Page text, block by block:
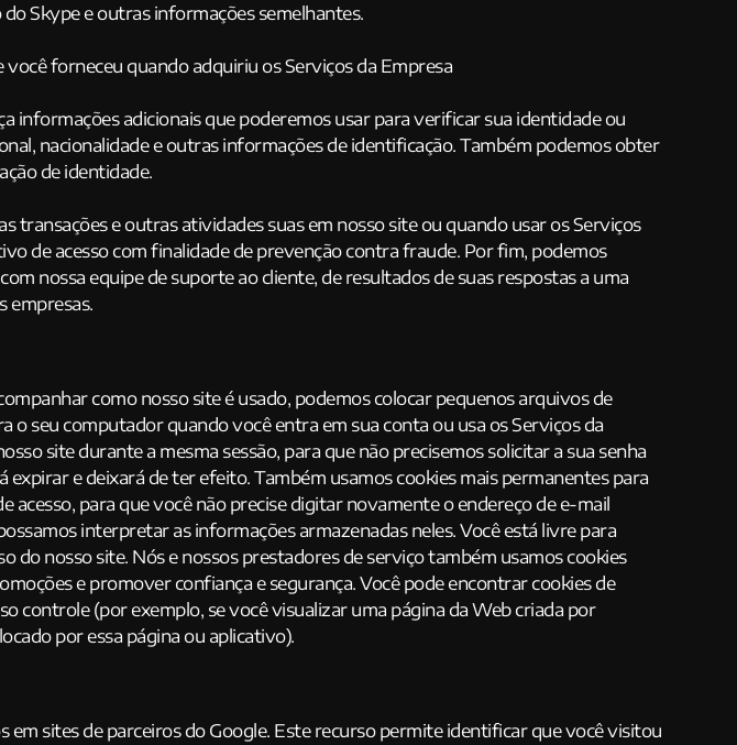
Skype e outras informações semelhantes.
forneceu quando adquiriu os Serviços da Empresa
informações adicionais que poderemos usar para verificar sua identidade ou
nacionalidade e outras informações de identificação. Também podemos obter
de identidade.
e outras atividades suas em nosso site ou quando usar os Serviços
de acesso com finalidade de prevenção contra fraude. Por fim, podemos
nossa equipe de suporte ao cliente, de resultados de suas respostas a uma
empresas.
como nosso site é usado, podemos colocar pequenos arquivos de
o seu computador quando você entra em sua conta ou usa os Serviços da
site durante a mesma sessão, para que não precisemos solicitar a sua senha
e deixará de ter efeito. Também usamos cookies mais permanentes para
para que você não precise digitar novamente o endereço de e-mail
interpretar as informações armazenadas neles. Você está livre para
do nosso site. Nós e nossos prestadores de serviço também usamos cookies
e promover confiança e segurança. Você pode encontrar cookies de
controle (por exemplo, se você visualizar uma página da Web criada por
por essa página ou aplicativo).
sites de parceiros do Google. Este recurso permite identificar que você visitou